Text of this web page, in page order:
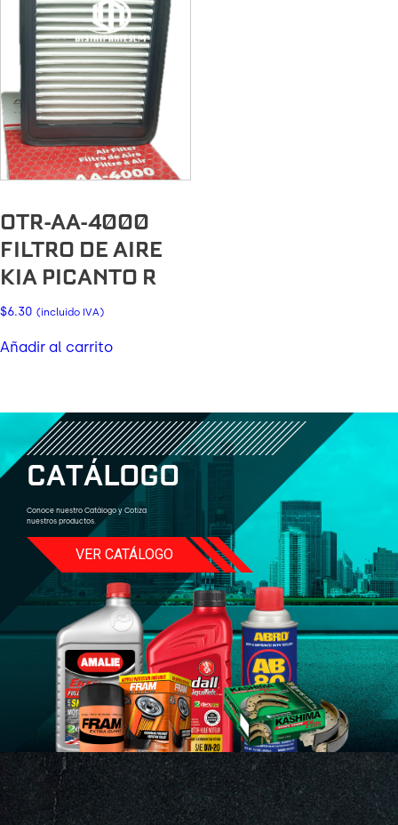
OTR-AA-4000
FILTRO DE AIRE
KIA PICANTO R
$6.30 (incluido IVA)
Añadir al carrito
CATÁLOGO
Conoce nuestro Catálogo y Cotiza
nuestros productos.
VER CATÁLOGO